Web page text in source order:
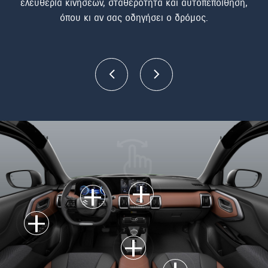
όπου κι αν σας οδηγήσει ο δρόμος.